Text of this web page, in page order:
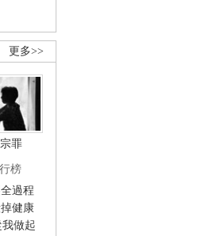
更多>>
罪
榜
過程
健康
我做起